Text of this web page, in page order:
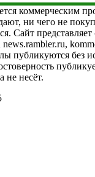
коммерческим
ни чего не
Сайт представляет
публикуются без
не несёт.